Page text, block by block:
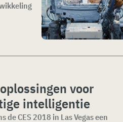
voor
intelligentie
CES 2018 in Las Vegas een